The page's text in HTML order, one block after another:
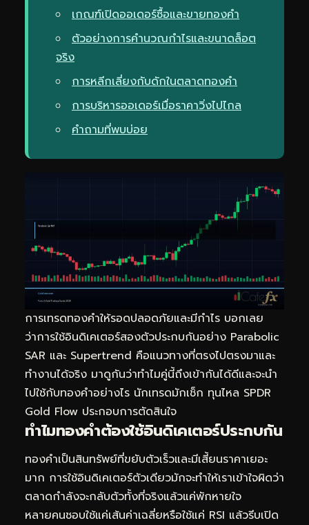
เกณฑ์เปิดออเดอร์ซื้อและขายทองคำ
ตัวอย่างการคำนวณกำไรและขนาดล็อต
จริง
การหลีกเลี่ยงกับดักในตลาดทองคำ
การบริหารออเดอร์เมื่อราคาวิ่งไปไกล
คำถามที่พบบ่อย
การเทรดทองคำให้รอดปลอดภัยและมีกำไร บอกเลย
ว่าการใช้อินดิเคเตอร์สองตัวประกบกันอย่าง Parabolic
SAR และ Supertrend คือแนวทางที่ตรงไปตรงมาและ
ทำงานได้จริง มาดูกันว่าทำไมคู่นี้ถึงเข้ากันได้ดีและจะนำ
ไปใช้กับทองคำอย่างไร นักเทรดมักเช็ก ทุนไหล SPDR
Gold Flow ประกอบการตัดสินใจ
ทำไมทองคำต้องใช้อินดิเคเตอร์ประกบกัน
ทองคำเป็นสินทรัพย์ที่ขยับตัวเร็วและมีเสี้ยนราคาเยอะ
มาก การใช้อินดิเคเตอร์ตัวเดียวมักจะทำให้เราเข้าใจผิดว่า
ตลาดกำลังจะกลับตัวทั้งที่จริงแล้วแค่พักหายใจ
หลายคนชอบใช้แค่เส้นค่าเฉลี่ยหรือใช้แค่ RSI แล้วรีบเปิด